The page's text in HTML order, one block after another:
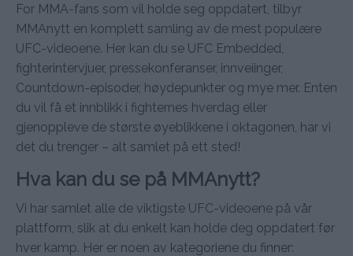
For MMA-fans som vil holde seg oppdatert, tilbyr
MMAnytt en komplett samling av de mest populære
UFC-videoene. Her kan du se UFC Embedded,
fighterintervjuer, pressekonferanser, innveiinger,
Countdown-episoder, høydepunkter og mye mer. Enten
du vil få et innblikk i fighternes hverdag eller
gjenoppleve de største øyeblikkene i oktagonen, har vi
det du trenger – alt samlet på ett sted!
Hva kan du se på MMAnytt?
Vi har samlet alle de viktigste UFC-videoene på vår
plattform, slik at du enkelt kan holde deg oppdatert før
hver kamp. Her er noen av kategoriene du finner: